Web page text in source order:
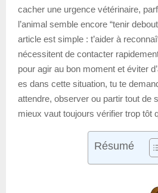
cacher une urgence vétérinaire,
l’animal semble encore “tenir
article est simple : t’aider à
nécessitent de contacter
pour agir au bon moment et éviter
es dans cette situation, tu te
attendre, observer ou partir tout de
mieux vaut toujours vérifier trop tôt
Résumé